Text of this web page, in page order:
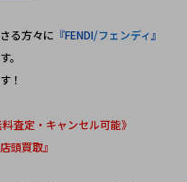
る方々に 『FENDI/フェンディ 』
。
！
料査定・キャンセル可能》
頭買取』